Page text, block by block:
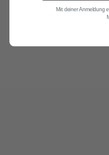
Mit deiner Anmeldung